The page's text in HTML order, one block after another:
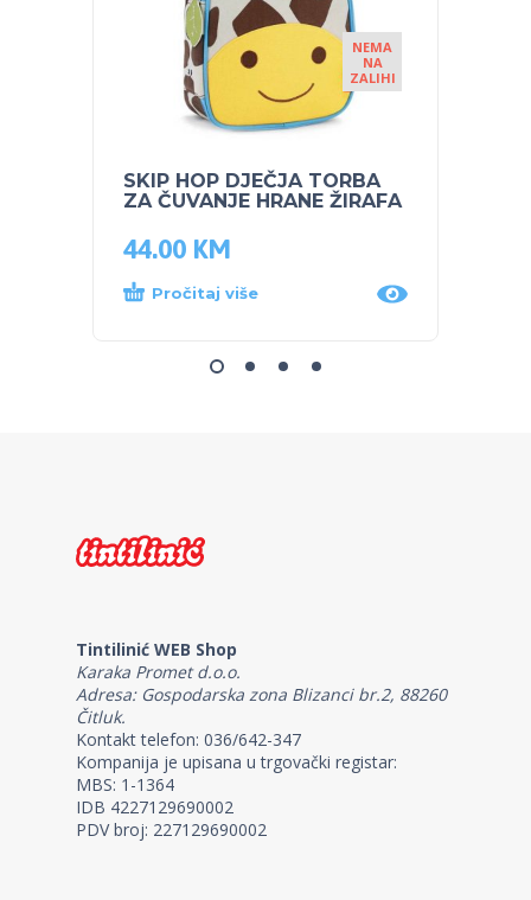
NEMA
NA
ZALIHI
SKIP HOP DJEČJA TORBA
ZA ČUVANJE HRANE ŽIRAFA
44.00 KM
Pročitaj više
Tintilinić WEB Shop
Karaka Promet d.o.o.
Adresa: Gospodarska zona Blizanci br.2, 88260
Čitluk.
Kontakt telefon: 036/642-347
Kompanija je upisana u trgovački registar:
MBS: 1-1364
IDB 4227129690002
PDV broj: 227129690002